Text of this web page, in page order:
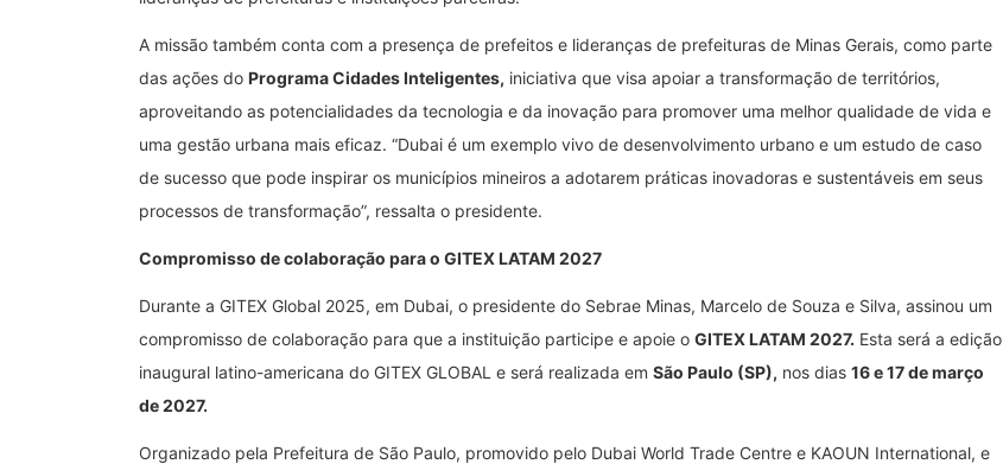
A missão também conta com a presença de prefeitos e lideranças de prefeituras de Minas Gerais, como parte
das ações do Programa Cidades Inteligentes, iniciativa que visa apoiar a transformação de territórios,
aproveitando as potencialidades da tecnologia e da inovação para promover uma melhor qualidade de vida e
uma gestão urbana mais eficaz. “Dubai é um exemplo vivo de desenvolvimento urbano e um estudo de caso
de sucesso que pode inspirar os municípios mineiros a adotarem práticas inovadoras e sustentáveis em seus
processos de transformação”, ressalta o presidente.
Compromisso de colaboração para o GITEX LATAM 2027
Durante a GITEX Global 2025, em Dubai, o presidente do Sebrae Minas, Marcelo de Souza e Silva, assinou um
compromisso de colaboração para que a instituição participe e apoie o GITEX LATAM 2027. Esta será a edição
inaugural latino-americana do GITEX GLOBAL e será realizada em São Paulo (SP), nos dias 16 e 17 de março
de 2027.
Organizado pela Prefeitura de São Paulo, promovido pelo Dubai World Trade Centre e KAOUN International, e